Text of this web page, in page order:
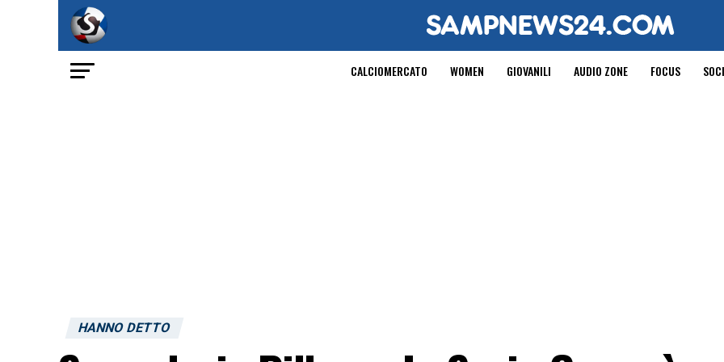
CALCIOMERCATO WOMEN GIOVANILI AUDIO ZONE FOCUS
HANNO DETTO